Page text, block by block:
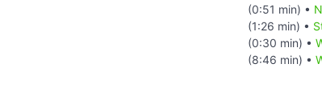
(0:51 min) •
(1:26 min) •
(0:30 min) •
(8:46 min) •